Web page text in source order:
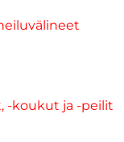
-koukut ja -peilit